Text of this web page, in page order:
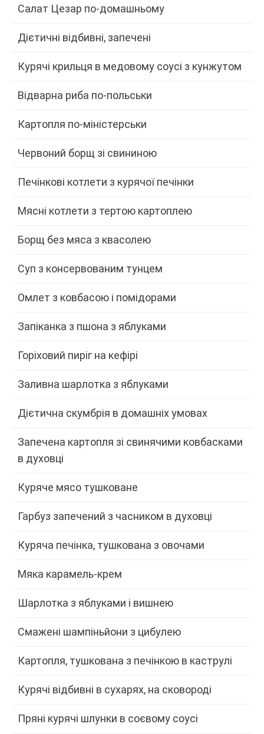
Салат Цезар по-домашньому
Дієтичні відбивні, запечені
Курячі крильця в медовому соусі з кунжутом
Відварна риба по-польськи
Картопля по-міністерськи
Червоний борщ зі свининою
Печінкові котлети з курячої печінки
Мясні котлети з тертою картоплею
Борщ без мяса з квасолею
Суп з консервованим тунцем
Омлет з ковбасою і помідорами
Запіканка з пшона з яблуками
Горіховий пиріг на кефірі
Заливна шарлотка з яблуками
Дієтична скумбрія в домашніх умовах
Запечена картопля зі свинячими ковбасками
в духовці
Куряче мясо тушковане
Гарбуз запечений з часником в духовці
Куряча печінка, тушкована з овочами
Мяка карамель-крем
Шарлотка з яблуками і вишнею
Смажені шампіньйони з цибулею
Картопля, тушкована з печінкою в каструлі
Курячі відбивні в сухарях, на сковороді
Пряні курячі шлунки в соєвому соусі